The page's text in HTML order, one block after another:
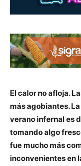
El calor no afloja.
más agobiantes.
verano infernal es
tomando algo
fue mucho más
inconvenientes en